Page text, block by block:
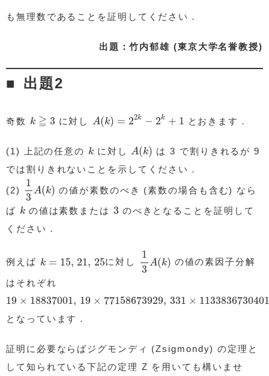
も無理数であることを証明してください．
出題：竹内郁雄 (東京大学名誉教授)
出題2
奇数 k ≧ 3
k ≧3 に対し A(k) = 22k − 2k + 1
A (k ) 2k− +1
とおきます．
(1) 上記の任意の k
kに対し A(k)
A (k ) は 3 で割りきれるが 9
では割りきれないことを示してください．
(2)
1
3
A(k)
1
の値が素数のべき (素数の場合も含む) なら
ば k
kの値は素数または 3
3 のべきとなることを証明して
ください．
例えば k = 15, 21, 25
k= 15 ,21,25 に対し
1
3
A(k)
1
の値の素因子分解
はそれぞれ
19 × 18837001, 19 × 77158673929, 331 × 1133836730401
19 × 18837001 19× 77158673929, 331× 1133836730401
となっています．
証明に必要ならばジグモンディ (Zsigmondy) の定理と
して知られている下記の定理 Z を用いても構いませ